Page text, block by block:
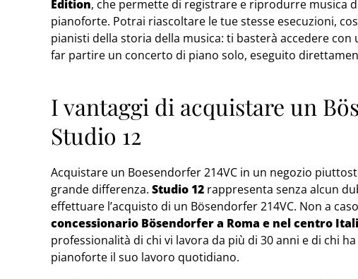
Edition, che permette di registrare e riprodurre musica
pianoforte. Potrai riascoltare le tue stesse esecuzioni,
pianisti della storia della musica: ti basterà accedere con
far partire un concerto di piano solo, eseguito
I vantaggi di acquistare un
Studio 12
Acquistare un Boesendorfer 214VC in un negozio
grande differenza. Studio 12 rappresenta senza alcun
effettuare l’acquisto di un Bösendorfer 214VC. Non a
concessionario Bösendorfer a Roma e nel centro
professionalità di chi vi lavora da più di 30 anni e di chi
pianoforte il suo lavoro quotidiano.